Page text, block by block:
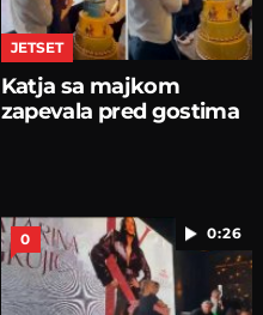
JETSET
Katja sa majkom
zapevala pred gostima
0:26
0